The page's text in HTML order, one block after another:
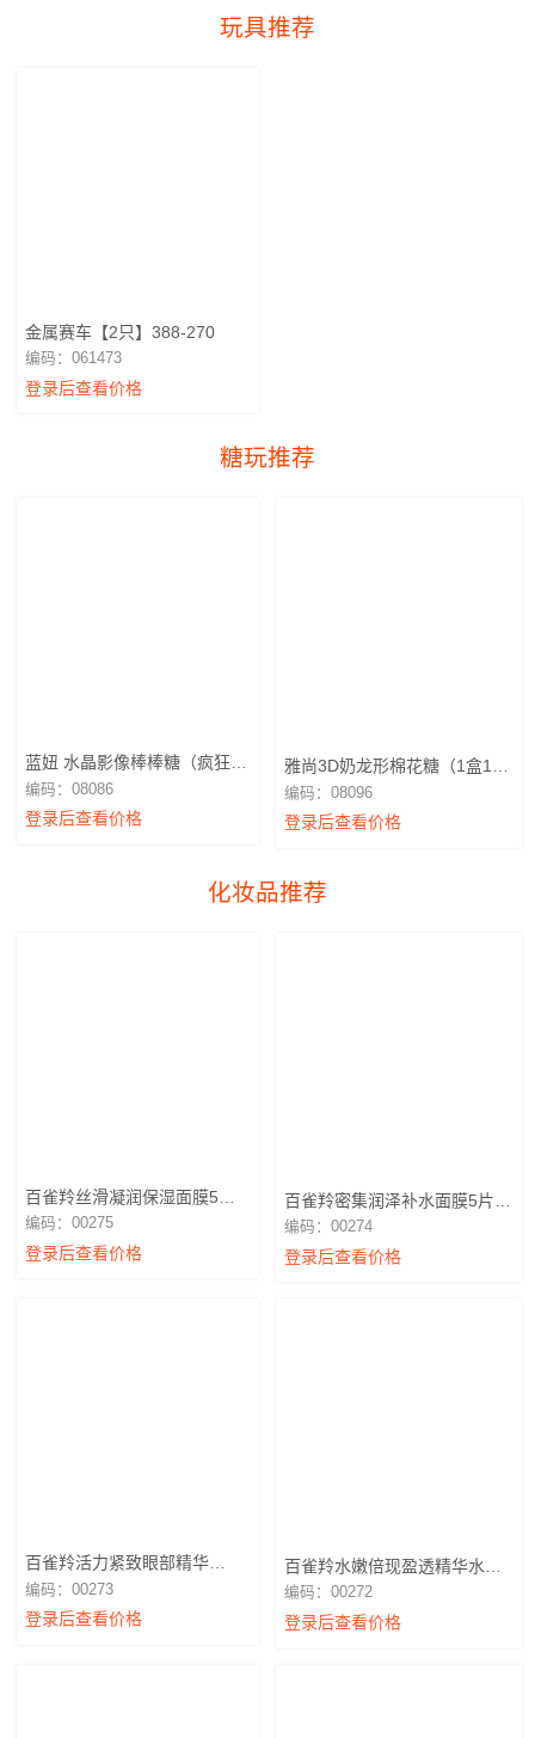
玩具推荐
金属赛车【2只】388-270
编码：061473
登录后查看价格
糖玩推荐
蓝妞 水晶影像棒棒糖（疯狂动
物城2）1盒12支
编码：08086
登录后查看价格
雅尚3D奶龙形棉花糖（1盒12
个）
编码：08096
登录后查看价格
化妆品推荐
百雀羚丝滑凝润保湿面膜5片
装（不退换）
编码：00275
登录后查看价格
百雀羚密集润泽补水面膜5片装
（不退换）
编码：00274
登录后查看价格
百雀羚活力紧致眼部精华
30g（不退换）
编码：00273
登录后查看价格
百雀羚水嫩倍现盈透精华水
100ml（不退换）
编码：00272
登录后查看价格